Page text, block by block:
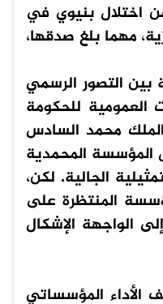
اختلال بنيوي في
مهما بلغ صدقها،
بين التصور الرسمي
للحكومة
الملك محمد السادس
المؤسسة المحمدية
الجالية. لكن،
المنتظرة على
الواجهة الإشكال
المؤسساتي